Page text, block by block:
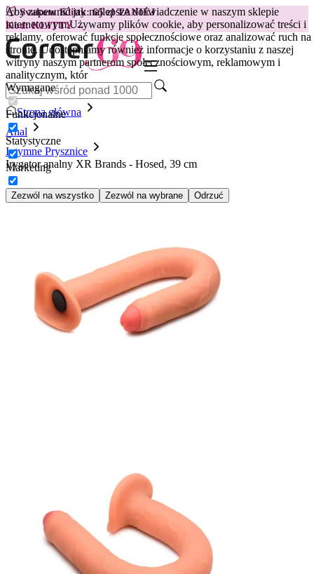
Aby zapewnić jak najlepsze doświadczenie w naszym sklepie
internetowym.Używamy plików cookie, aby personalizować treści i
reklamy, oferować funkcje społecznościowe oraz analizować ruch na
stronie. Udostępniamy również informacje o korzystaniu z naszej
witryny naszym partnerom społecznościowym, reklamowym i
analitycznym, któr
Wymagane
Funkcjonalne
Statystyczne
Marketing
Zezwól na wszystko Zezwól na wybrane Odrzuć
😽Svakom Klitty: 65 zł TANIEJ
Kod: KLITTY →
Strona główna
Anal
Intymne Prysznice
Irygator analny XR Brands - Hosed, 39 cm